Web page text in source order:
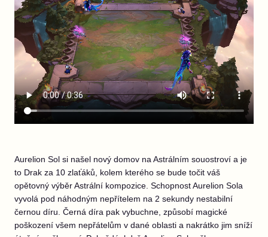
Aurelion Sol si našel nový domov na Astrálním souostroví a je
to Drak za 10 zlaťáků, kolem kterého se bude točit váš
opětovný výběr Astrální kompozice. Schopnost Aurelion Sola
vyvolá pod náhodným nepřítelem na 2 sekundy nestabilní
černou díru. Černá díra pak vybuchne, způsobí magické
poškození všem nepřátelům v dané oblasti a nakrátko jim sníží